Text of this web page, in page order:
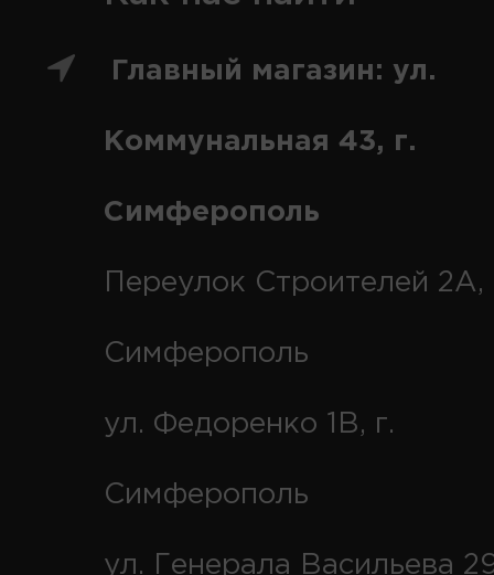
Главный магазин: ул.
Коммунальная 43, г.
Симферополь
Переулок Строителей 2А,
Симферополь
ул. Федоренко 1В, г.
Симферополь
ул. Генерала Васильева